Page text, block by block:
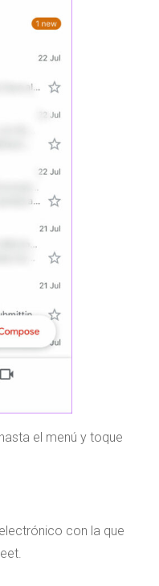
el menú y toque
con la que